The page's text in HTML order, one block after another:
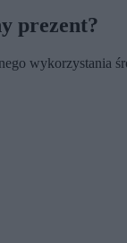
prezent?
wykorzystania